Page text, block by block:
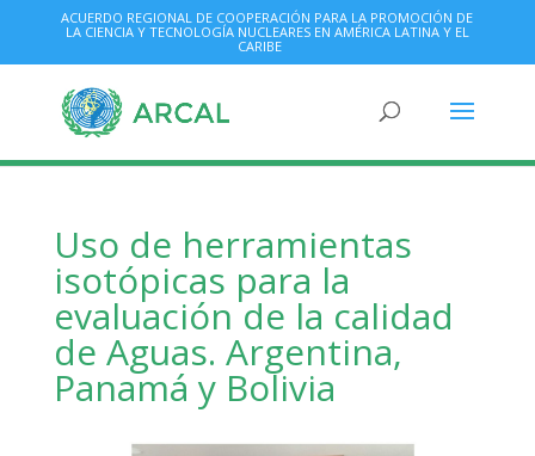
ACUERDO REGIONAL DE COOPERACIÓN PARA LA PROMOCIÓN DE
LA CIENCIA Y TECNOLOGÍA NUCLEARES EN AMÉRICA LATINA Y EL
CARIBE
Uso de herramientas
isotópicas para la
evaluación de la calidad
de Aguas. Argentina,
Panamá y Bolivia